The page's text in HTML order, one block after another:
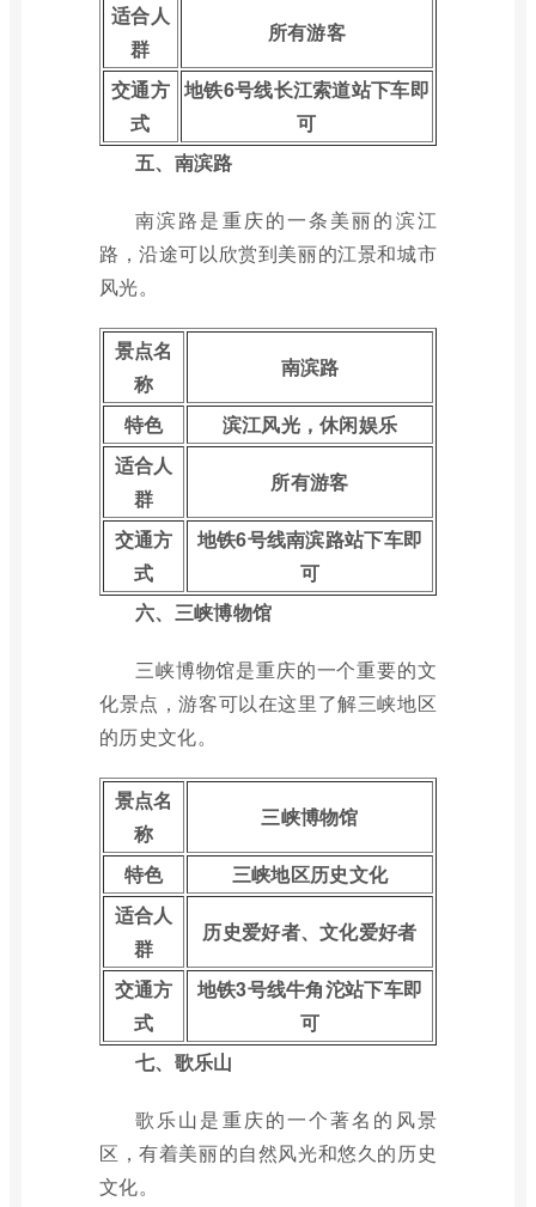
适合人
群
所有游客
交通方
式
地铁6号线长江索道站下车即
可
五、南滨路
南滨路是重庆的一条美丽的滨江
路，沿途可以欣赏到美丽的江景和城市
风光。
景点名
称
南滨路
特色
滨江风光，休闲娱乐
适合人
群
所有游客
交通方
式
地铁6号线南滨路站下车即
可
六、三峡博物馆
三峡博物馆是重庆的一个重要的文
化景点，游客可以在这里了解三峡地区
的历史文化。
景点名
称
三峡博物馆
特色
三峡地区历史文化
适合人
群
历史爱好者、文化爱好者
交通方
式
地铁3号线牛角沱站下车即
可
七、歌乐山
歌乐山是重庆的一个著名的风景
区，有着美丽的自然风光和悠久的历史
文化。